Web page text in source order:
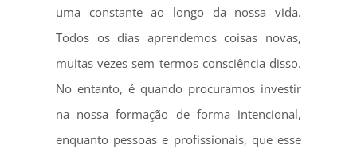
uma constante ao longo da nossa vida.
Todos os dias aprendemos coisas novas,
muitas vezes sem termos consciência disso.
No entanto, é quando procuramos investir
na nossa formação de forma intencional,
enquanto pessoas e profissionais, que esse